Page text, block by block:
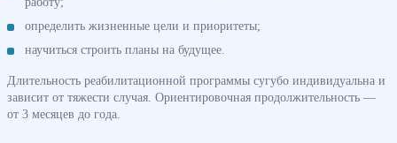
определить жизненные цели и приоритеты;
научиться строить планы на будущее.
Длительность реабилитационной программы сугубо индивидуальна и
зависит от тяжести случая. Ориентировочная продолжительность —
от 3 месяцев до года.